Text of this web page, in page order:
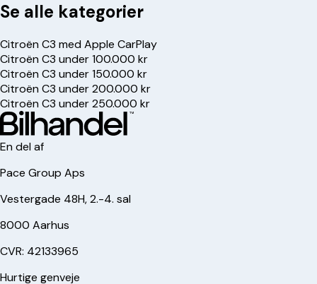
Se alle kategorier
Citroën C3 med Apple CarPlay
Citroën C3 under 100.000 kr
Citroën C3 under 150.000 kr
Citroën C3 under 200.000 kr
Citroën C3 under 250.000 kr
En del af
Pace Group Aps
Vestergade 48H, 2.-4. sal
8000 Aarhus
CVR: 42133965
Hurtige genveje